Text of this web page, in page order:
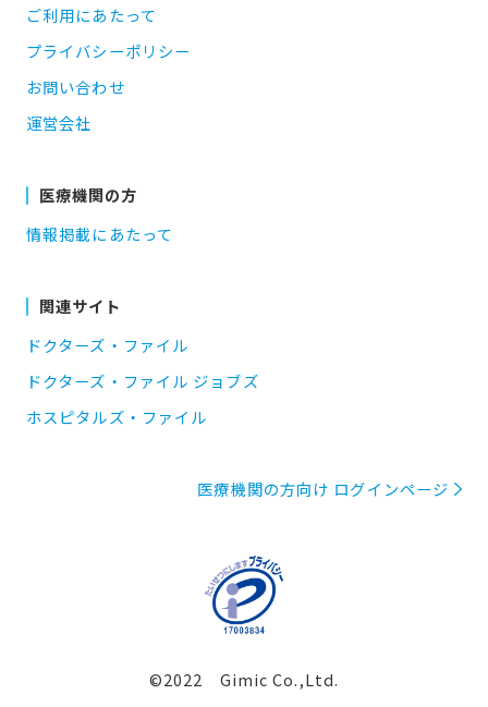
ご利用にあたって
プライバシーポリシー
お問い合わせ
運営会社
医療機関の方
情報掲載にあたって
関連サイト
ドクターズ・ファイル
ドクターズ・ファイル ジョブズ
ホスピタルズ・ファイル
医療機関の方向け ログインページ
©2022 Gimic Co.,Ltd.